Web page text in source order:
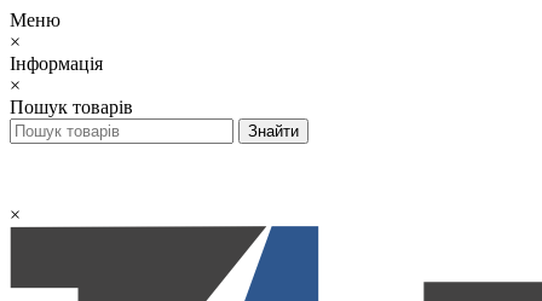
Меню
×
Інформація
×
Пошук товарів
×